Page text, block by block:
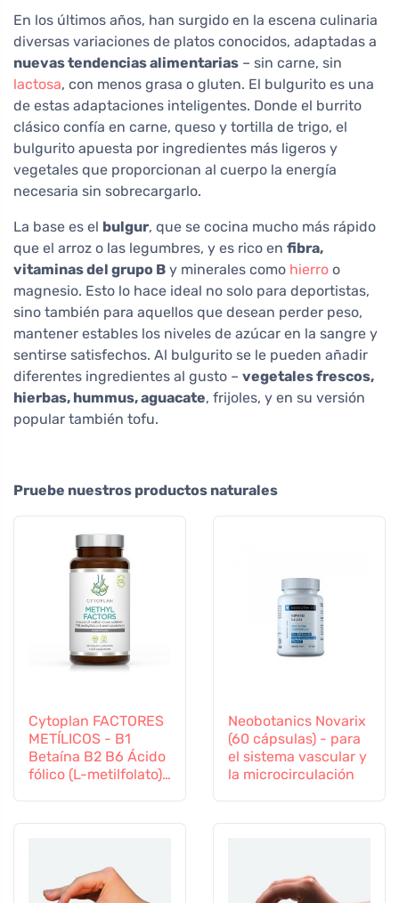
En los últimos años, han surgido en la escena culinaria
diversas variaciones de platos conocidos, adaptadas a
nuevas tendencias alimentarias – sin carne, sin
lactosa, con menos grasa o gluten. El bulgurito es una
de estas adaptaciones inteligentes. Donde el burrito
clásico confía en carne, queso y tortilla de trigo, el
bulgurito apuesta por ingredientes más ligeros y
vegetales que proporcionan al cuerpo la energía
necesaria sin sobrecargarlo.
La base es el bulgur, que se cocina mucho más rápido
que el arroz o las legumbres, y es rico en fibra,
vitaminas del grupo B y minerales como hierro o
magnesio. Esto lo hace ideal no solo para deportistas,
sino también para aquellos que desean perder peso,
mantener estables los niveles de azúcar en la sangre y
sentirse satisfechos. Al bulgurito se le pueden añadir
diferentes ingredientes al gusto – vegetales frescos,
hierbas, hummus, aguacate, frijoles, y en su versión
popular también tofu.
Pruebe nuestros productos naturales
Cytoplan FACTORES
METÍLICOS - B1
Betaína B2 B6 Ácido
fólico (L-metilfolato)
Neobotanics Novarix
(60 cápsulas) - para
el sistema vascular y
la microcirculación